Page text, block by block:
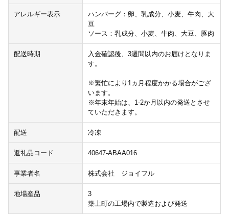
アレルギー表示
ハンバーグ：卵、乳成分、小麦、牛肉、大
豆
ソース：乳成分、小麦、牛肉、大豆、豚肉
配送時期
入金確認後、3週間以内のお届けとなりま
す。
※繁忙により1ヵ月程度かかる場合がござ
います。
※年末年始は、1-2か月以内の発送とさせ
ていただきます。
配送 冷凍
返礼品コード 40647-ABAA016
事業者名 株式会社 ジョイフル
地場産品
3
築上町の工場内で製造および発送